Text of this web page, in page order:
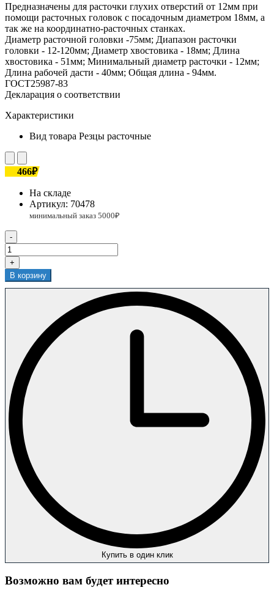
Предназначены для расточки глухих отверстий от 12мм при
помощи расточных головок с посадочным диаметром 18мм, а
так же на координатно-расточных станках.
Диаметр расточной головки -75мм; Диапазон расточки
головки - 12-120мм; Диаметр хвостовика - 18мм; Длина
хвостовика - 51мм; Минимальный диаметр расточки - 12мм;
Длина рабочей дасти - 40мм; Общая длина - 94мм.
ГОСТ25987-83
Декларация о соответствии
Характеристики
Вид товара Резцы расточные
466₽
На складе
Артикул: 70478
-
+
В корзину
Купить в один клик
Возможно вам будет интересно